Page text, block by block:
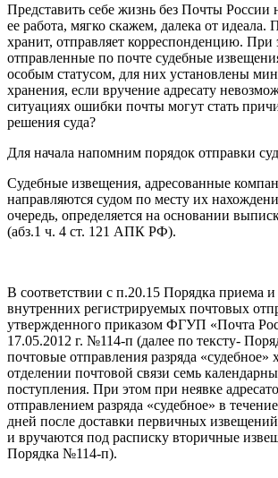
Представить себе жизнь без Почты России
ее работа, мягко скажем, далека от идеала.
хранит, отправляет корреспонденцию. При
отправленные по почте судебные
особым статусом, для них установлены
хранения, если вручение адресату
ситуациях ошибки почты могут стать
решения суда?
Для начала напомним порядок отправки
Судебные извещения, адресованные
направляются судом по месту их
очередь, определяется на основании
(абз.1 ч. 4 ст. 121 АПК РФ).
В соответствии с п.20.15 Порядка приема
внутренних регистрируемых почтовых
утвержденного приказом ФГУП «Почта
17.05.2012 г. №114-п (далее по тексту-
почтовые отправления разряда «судебное»
отделении почтовой связи семь
поступления. При этом при неявке
отправлением разряда «судебное» в
дней после доставки первичных
и вручаются под расписку вторичные
Порядка №114-п).